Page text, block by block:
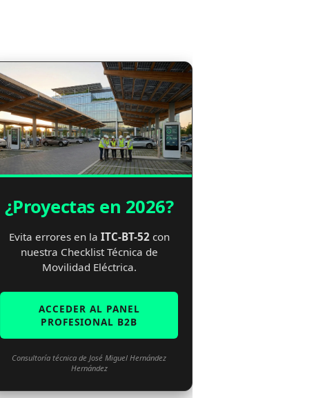
¿Proyectas en 2026?
Evita errores en la ITC-BT-52con
nuestra Checklist Técnica de
Movilidad Eléctrica.
ACCEDER AL PANEL
PROFESIONAL B2B
Consultoría técnica de José Miguel Hernández
Hernández